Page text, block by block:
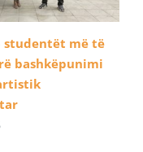
studentët më të
bashkëpunimi